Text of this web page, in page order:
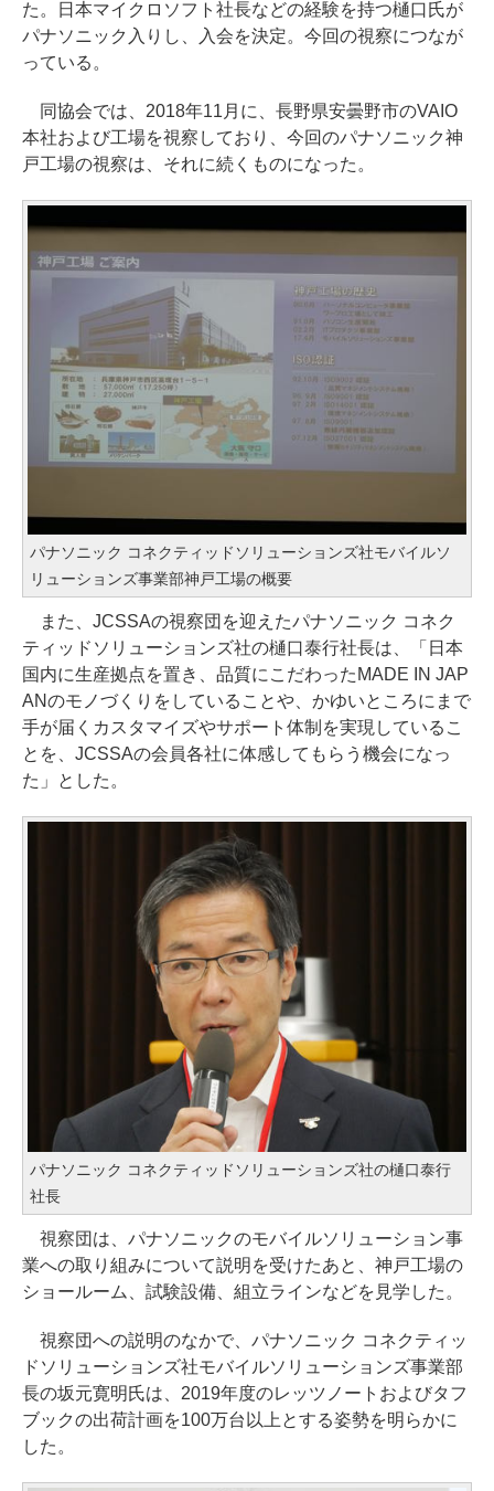
た。日本マイクロソフト社長などの経験を持つ樋口氏が
パナソニック入りし、入会を決定。今回の視察につなが
っている。
同協会では、2018年11月に、長野県安曇野市のVAIO
本社および工場を視察しており、今回のパナソニック神
戸工場の視察は、それに続くものになった。
パナソニック コネクティッドソリューションズ社モバイルソ
リューションズ事業部神戸工場の概要
また、JCSSAの視察団を迎えたパナソニック コネク
ティッドソリューションズ社の樋口泰行社長は、「日本
国内に生産拠点を置き、品質にこだわったMADE IN JAP
ANのモノづくりをしていることや、かゆいところにまで
手が届くカスタマイズやサポート体制を実現しているこ
とを、JCSSAの会員各社に体感してもらう機会になっ
た」とした。
パナソニック コネクティッドソリューションズ社の樋口泰行
社長
視察団は、パナソニックのモバイルソリューション事
業への取り組みについて説明を受けたあと、神戸工場の
ショールーム、試験設備、組立ラインなどを見学した。
視察団への説明のなかで、パナソニック コネクティッ
ドソリューションズ社モバイルソリューションズ事業部
長の坂元寛明氏は、2019年度のレッツノートおよびタフ
ブックの出荷計画を100万台以上とする姿勢を明らかに
した。